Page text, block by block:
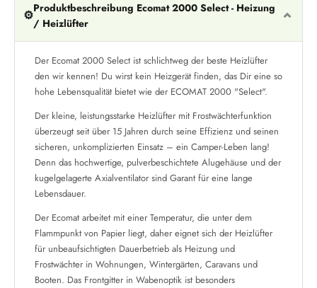
⚙️Produktbeschreibung Ecomat 2000 Select - Heizung
/ Heizlüfter
Der Ecomat 2000 Select ist schlichtweg der beste Heizlüfter
den wir kennen! Du wirst kein Heizgerät finden, das Dir eine so
hohe Lebensqualität bietet wie der ECOMAT 2000 "Select".
Der kleine, leistungsstarke Heizlüfter mit Frostwächterfunktion
überzeugt seit über 15 Jahren durch seine Effizienz und seinen
sicheren, unkomplizierten Einsatz – ein Camper-Leben lang!
Denn das hochwertige, pulverbeschichtete Alugehäuse und der
kugelgelagerte Axialventilator sind Garant für eine lange
Lebensdauer.
Der Ecomat arbeitet mit einer Temperatur, die unter dem
Flammpunkt von Papier liegt, daher eignet sich der Heizlüfter
für unbeaufsichtigten Dauerbetrieb als Heizung und
Frostwächter in Wohnungen, Wintergärten, Caravans und
Booten. Das Frontgitter in Wabenoptik ist besonders